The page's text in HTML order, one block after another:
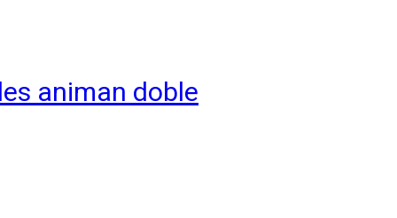
animan doble